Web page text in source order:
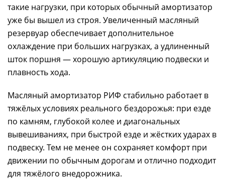
такие нагрузки, при которых обычный амортизатор
уже бы вышел из строя. Увеличенный масляный
резервуар обеспечивает дополнительное
охлаждение при больших нагрузках, а удлиненный
шток поршня — хорошую артикуляцию подвески и
плавность хода.
Масляный амортизатор РИФ стабильно работает в
тяжёлых условиях реального бездорожья: при езде
по камням, глубокой колее и диагональных
вывешиваниях, при быстрой езде и жёстких ударах в
подвеску. Тем не менее он сохраняет комфорт при
движении по обычным дорогам и отлично подходит
для тяжёлого внедорожника.